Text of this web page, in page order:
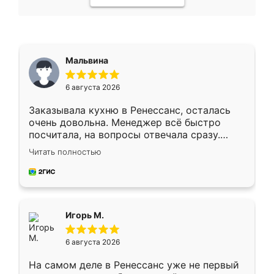
Мальвина
6 августа 2026
Заказывала кухню в Ренессанс, осталась
очень довольна. Менеджер всё быстро
посчитала, на вопросы отвечала сразу.
Замерщик приехал в субботу, подошёл к
делу со всей ответственностью. Собрали
за день, ребята работали аккуратно, даже
Читать полностью
Игорь М.
6 августа 2026
На самом деле в Ренессанс уже не первый